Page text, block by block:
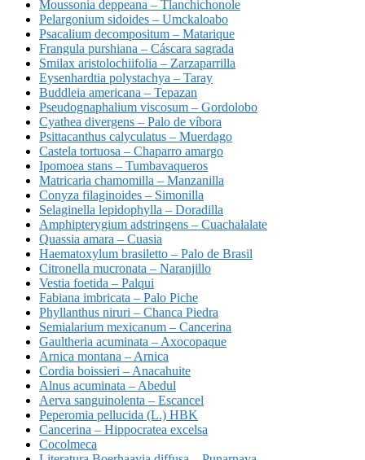
Moussonia deppeana – Tlanchichonole
Pelargonium sidoides – Umckaloabo
Psacalium decompositum – Matarique
Frangula purshiana – Cáscara sagrada
Smilax aristolochiifolia – Zarzaparrilla
Eysenhardtia polystachya – Taray
Buddleia americana – Tepazan
Pseudognaphalium viscosum – Gordolobo
Cyathea divergens – Palo de víbora
Psittacanthus calyculatus – Muerdago
Castela tortuosa – Chaparro amargo
Ipomoea stans – Tumbavaqueros
Matricaria chamomilla – Manzanilla
Conyza filaginoides – Simonilla
Selaginella lepidophylla – Doradilla
Amphipterygium adstringens – Cuachalalate
Quassia amara – Cuasia
Haematoxylum brasiletto – Palo de Brasil
Citronella mucronata – Naranjillo
Vestia foetida – Palqui
Fabiana imbricata – Palo Piche
Phyllanthus niruri – Chanca Piedra
Semialarium mexicanum – Cancerina
Gaultheria acuminata – Axocopaque
Arnica montana – Arnica
Cordia boissieri – Anacahuite
Alnus acuminata – Abedul
Aerva sanguinolenta – Escancel
Peperomia pellucida (L.) HBK
Cancerina – Hippocratea excelsa
Cocolmeca